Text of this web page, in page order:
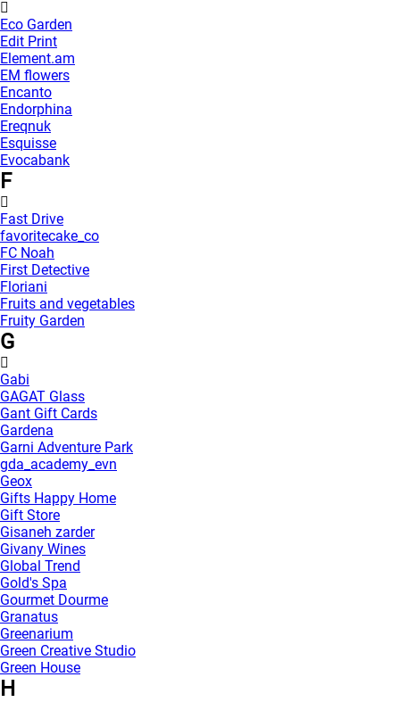
Eco Garden
Edit Print
Element.am
EM flowers
Encanto
Endorphina
Ereqnuk
Esquisse
Evocabank
F
Fast Drive
favoritecake_co
FC Noah
First Detective
Floriani
Fruits and vegetables
Fruity Garden
G
Gabi
GAGAT Glass
Gant Gift Cards
Gardena
Garni Adventure Park
gda_academy_evn
Geox
Gifts Happy Home
Gift Store
Gisaneh zarder
Givany Wines
Global Trend
Gold's Spa
Gourmet Dourme
Granatus
Greenarium
Green Creative Studio
Green House
H